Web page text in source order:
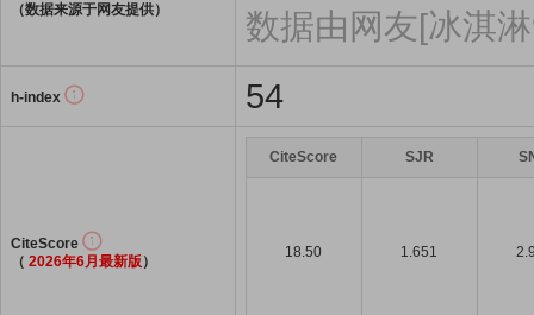
（数据来源于网友提供）
数据由网友[冰淇
h-index 54
CiteScore
（ 2026年6月最新版）
CiteScore SJR
18.50 1.651